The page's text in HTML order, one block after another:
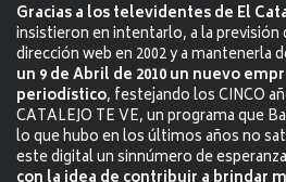
Gracias a los televidentes de El
insistieron en intentarlo, a la previsión
dirección web en 2002 y a mantenerla
un 9 de Abril de 2010 un nuevo
periodístico, festejando los CINCO
CATALEJO TE VE, un programa que
lo que hubo en los últimos años no
este digital un sinnúmero de